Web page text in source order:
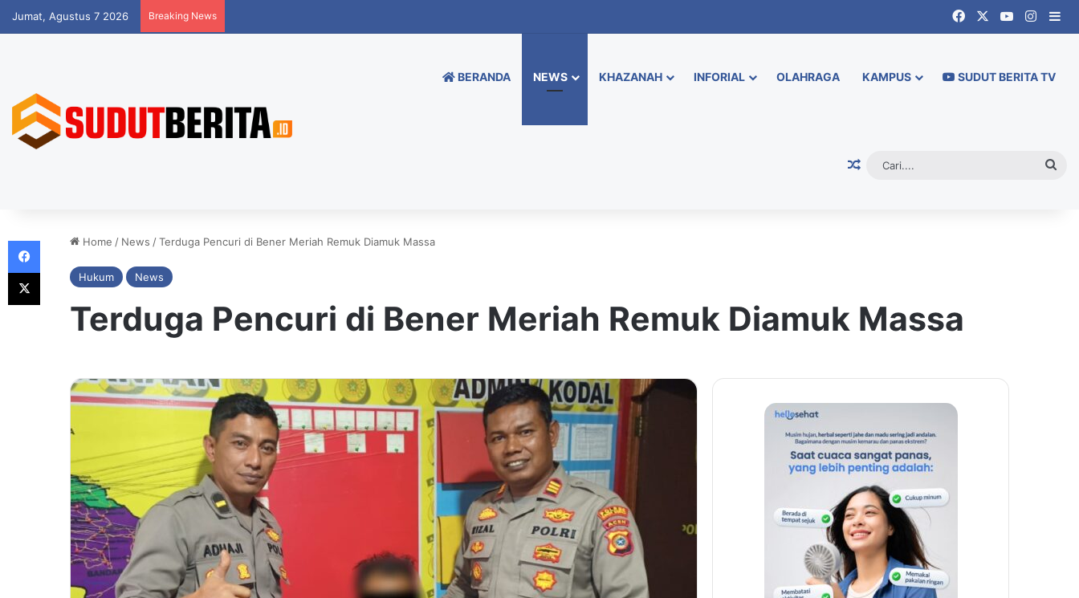
Jumat, Agustus 7 2026 Breaking News FacebookYouTube
BERANDA NEWS KHAZANAH INFORIAL OLAHRAGA KAMPUS SUDUT BERITA TV
Random Article
Home / News /Terduga Pencuri di Bener Meriah Remuk Diamuk Massa
Hukum News
Terduga Pencuri di Bener Meriah Remuk Diamuk Massa
Facebook
X